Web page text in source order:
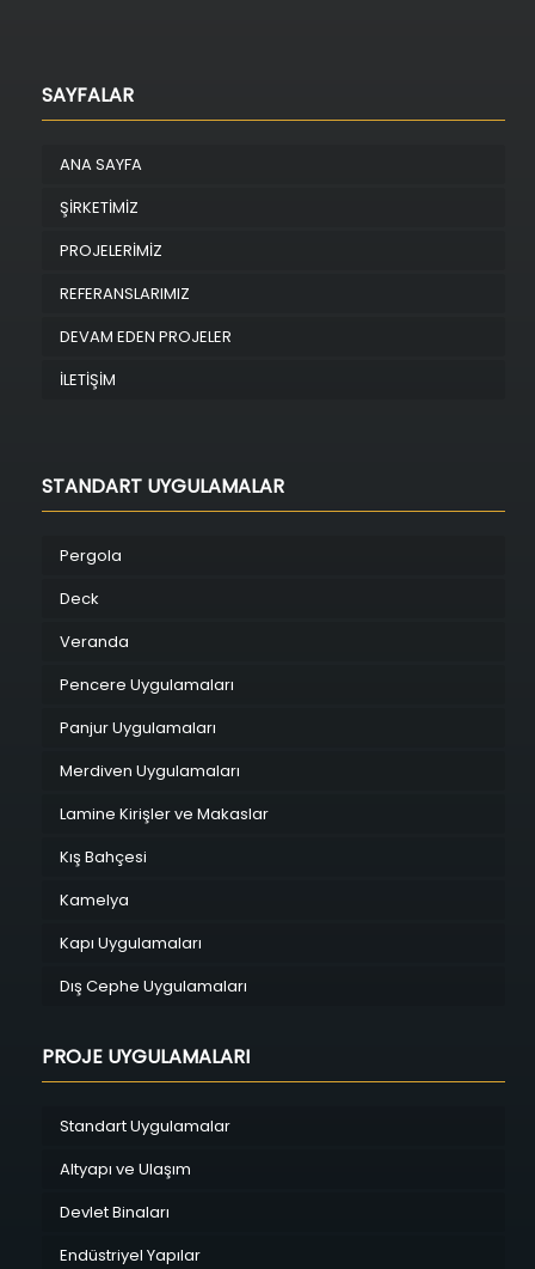
SAYFALAR
ANA SAYFA
ŞİRKETİMİZ
PROJELERİMİZ
REFERANSLARIMIZ
DEVAM EDEN PROJELER
İLETİŞİM
STANDART UYGULAMALAR
Pergola
Deck
Veranda
Pencere Uygulamaları
Panjur Uygulamaları
Merdiven Uygulamaları
Lamine Kirişler ve Makaslar
Kış Bahçesi
Kamelya
Kapı Uygulamaları
Dış Cephe Uygulamaları
PROJE UYGULAMALARI
Standart Uygulamalar
Altyapı ve Ulaşım
Devlet Binaları
Endüstriyel Yapılar